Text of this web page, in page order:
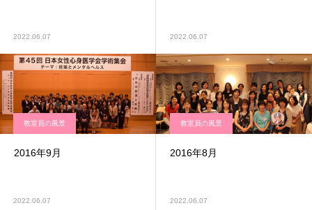
2022.06.07 2022.06.07
教室員の風景
2016年9月
2022.06.07
教室員の風景
2016年8月
2022.06.07